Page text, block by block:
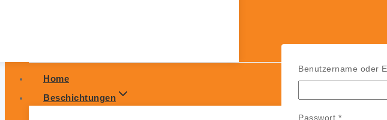
Home
Beschichtungen
Benutzername oder
Passwort *Erforderlich